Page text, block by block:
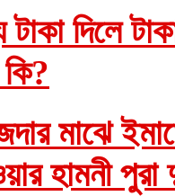
দিলে
কি?
মাঝে
হামনী